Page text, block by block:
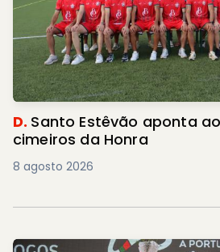
D. Santo Estêvão aponta
cimeiros da Honra
8 agosto 2026